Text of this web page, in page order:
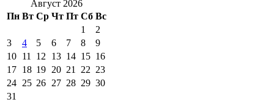
Август 2026
Пн Вт Ср Чт Пт Сб Вс
1
2
3
4 5 6 7 8
9
10 11 12 13 14 15 16
17 18 19 20 21 22 23
24 25 26 27 28 29 30
31